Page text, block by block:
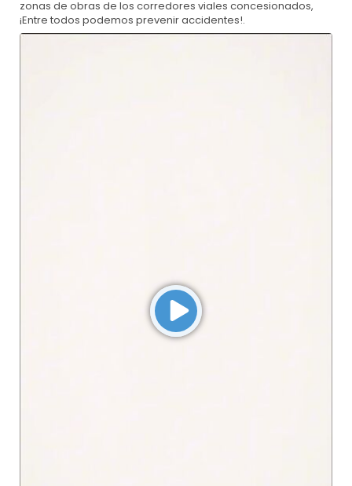
zonas de obras de los corredores viales concesionados,
¡Entre todos podemos prevenir accidentes!.